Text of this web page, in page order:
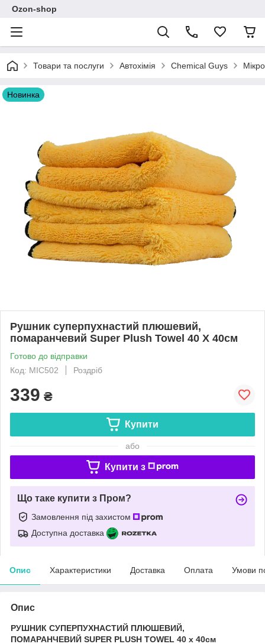
Ozon-shop
Товари та послуги Автохімія Chemical Guys
Новинка
Рушник суперпухнастий плюшевий,
помаранчевий Super Plush Towel 40 X 40см
Готово до відправки
Код: MIC502
Роздріб
339 ₴
Купити
або
Купити з
Що таке купити з Пром?
Замовлення під захистом
Доступна доставка
Опис Характеристики Доставка Оплата Умови
Опис
РУШНИК СУПЕРПУХНАСТИЙ ПЛЮШЕВИЙ,
ПОМАРАНЧЕВИЙ SUPER PLUSH TOWEL 40 x 40см